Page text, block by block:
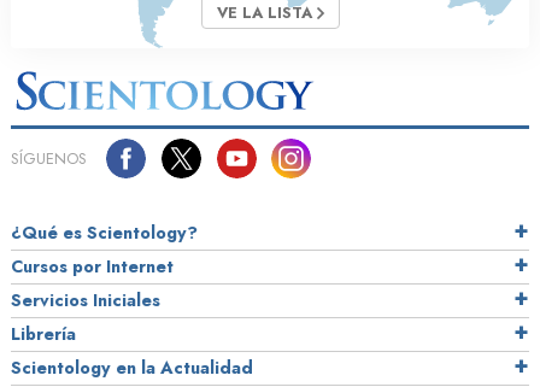
VE LA LISTA
SÍGUENOS
¿Qué es Scientology?
Cursos por Internet
Servicios Iniciales
Librería
Scientology en la Actualidad